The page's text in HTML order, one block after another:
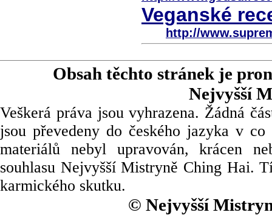
Veganské
http://
Obsah těchto stránek je
Nejvyšší
Veškerá práva jsou vyhrazena. Žádná
jsou převedeny do českého jazyka v
materiálů nebyl upravován, krácen
souhlasu Nejvyšší Mistryně Ching Hai.
karmického skutku.
© Nejvyšší